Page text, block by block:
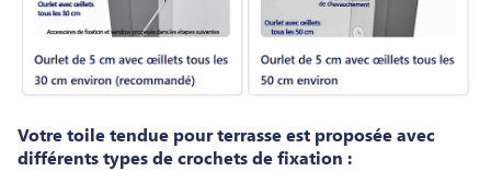
Votre toile tendue pour terrasse est proposée avec
différents types de crochets de fixation :